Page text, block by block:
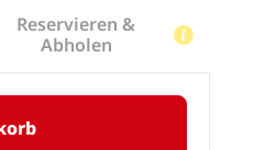
Reservieren &
Abholen